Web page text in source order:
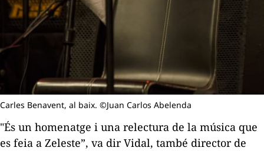
Carles Benavent, al baix. ©Juan Carlos Abelenda
"És un homenatge i una relectura de la música que
es feia a Zeleste”, va dir Vidal, també director de